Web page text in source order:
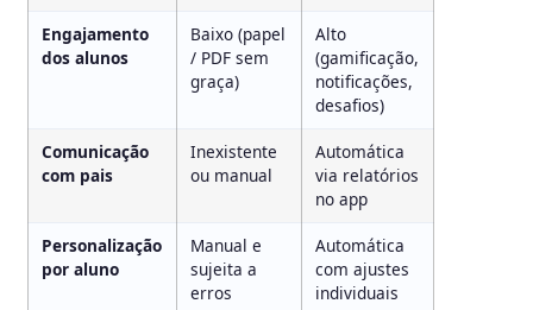
Engajamento
dos alunos
Baixo (papel
/ PDF sem
graça)
Alto
(gamificação,
notificações,
desafios)
Comunicação
com pais
Inexistente
ou manual
Automática
via relatórios
no app
Personalização
por aluno
Manual e
sujeita a
erros
Automática
com ajustes
individuais